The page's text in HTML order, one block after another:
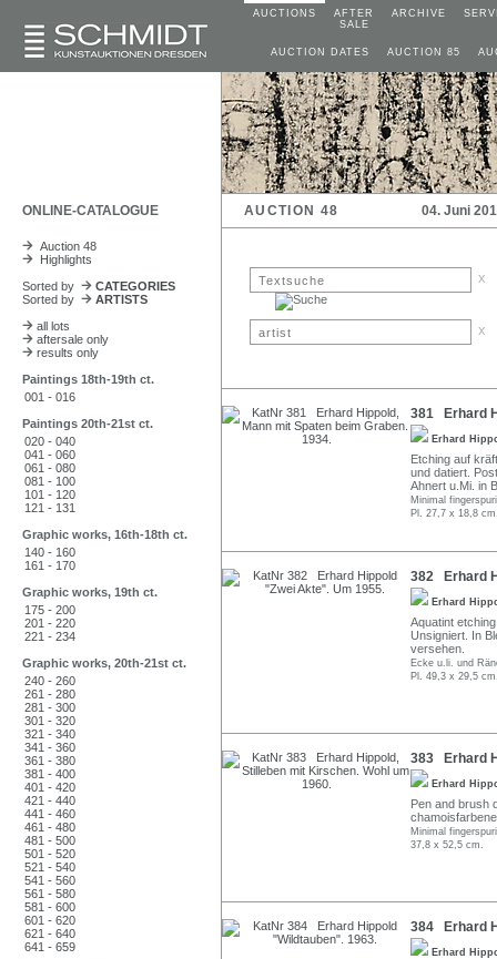
AUCTIONS
AFTER
SALE
ARCHIVE
AUCTION DATES AUCTION 85
ONLINE-CATALOGUE AUCTION 48 04. Juni
Auction 48
Highlights
Sorted by
CATEGORIES
Sorted by
ARTISTS
all lots
aftersale only
results only
Paintings 18th-19th ct.
001 - 016
Paintings 20th-21st ct.
020 - 040
041 - 060
061 - 080
081 - 100
101 - 120
121 - 131
Graphic works, 16th-18th ct.
140 - 160
161 - 170
Graphic works, 19th ct.
175 - 200
201 - 220
221 - 234
Graphic works, 20th-21st ct.
240 - 260
261 - 280
281 - 300
301 - 320
321 - 340
341 - 360
361 - 380
381 - 400
401 - 420
421 - 440
441 - 460
461 - 480
481 - 500
501 - 520
521 - 540
541 - 560
561 - 580
581 - 600
601 - 620
621 - 640
641 - 659
x
x
381 Erhard
Erhard
Etching auf
und datiert.
Ahnert u.Mi. in
Minimal
Pl. 27,7 x 18,8
382 Erhard
Erhard
Aquatint
Unsigniert. In
versehen.
Ecke u.li. und
Pl. 49,3 x 29,5
383 Erhard
Erhard
Pen and brush
Minimal
37,8 x 52,5 cm.
384 Erhard
Erhard